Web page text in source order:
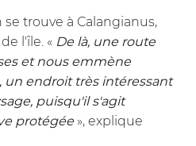
trouve à Calangianus,
l'île. « De là, une route
et nous emmène
un endroit très intéressant
puisqu'il s'agit
protégée », explique